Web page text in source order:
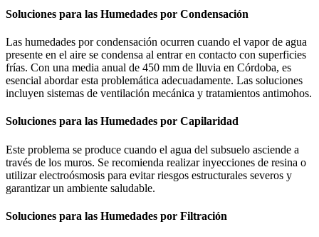
Soluciones para las Humedades por Condensación
Las humedades por condensación ocurren cuando el vapor de agua
presente en el aire se condensa al entrar en contacto con superficies
frías. Con una media anual de 450 mm de lluvia en Córdoba, es
esencial abordar esta problemática adecuadamente. Las soluciones
incluyen sistemas de ventilación mecánica y tratamientos antimohos.
Soluciones para las Humedades por Capilaridad
Este problema se produce cuando el agua del subsuelo asciende a
través de los muros. Se recomienda realizar inyecciones de resina o
utilizar electroósmosis para evitar riesgos estructurales severos y
garantizar un ambiente saludable.
Soluciones para las Humedades por Filtración